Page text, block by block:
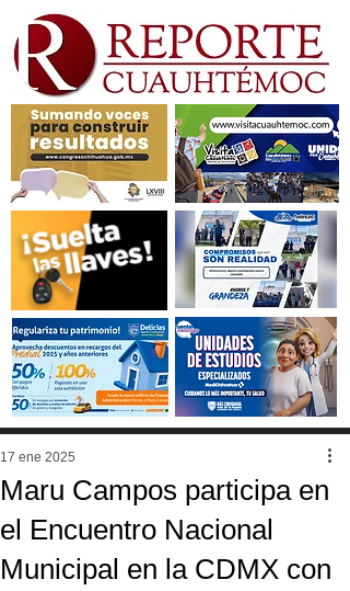
Maru Campos participa en
el Encuentro Nacional
Municipal en la CDMX con
17 ene 2025